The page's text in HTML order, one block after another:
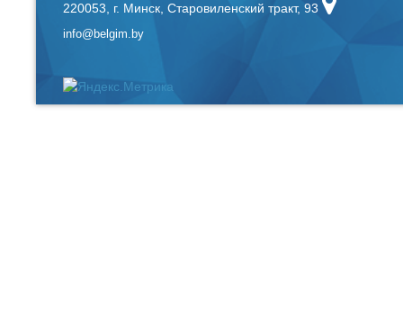
220053, г. Минск, Старовиленский тракт, 93
info@belgim.by